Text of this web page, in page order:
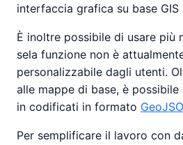
interfaccia grafica su base
È inoltre possibile di usare più
sela funzione non è
personalizzabile dagli utenti.
alle mappe di base, è
in codificati in formato
Per semplificare il lavoro con